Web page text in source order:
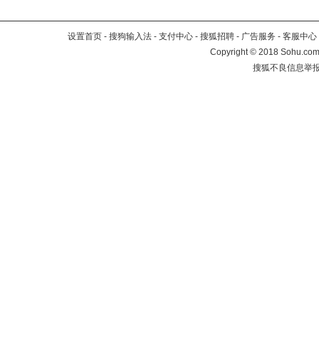
设置首页 - 搜狗输入法 - 支付中心 - 搜狐招聘 - 广告服务 - 客服中心
Copyright©2018
搜狐不良信息举